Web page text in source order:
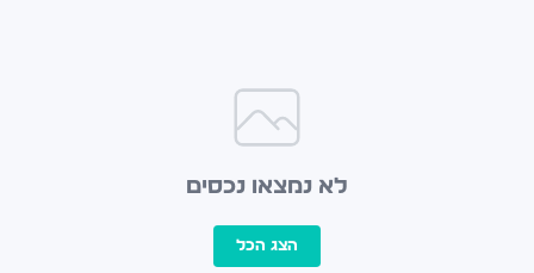
לא נמצאו נכסים
הצג הכל